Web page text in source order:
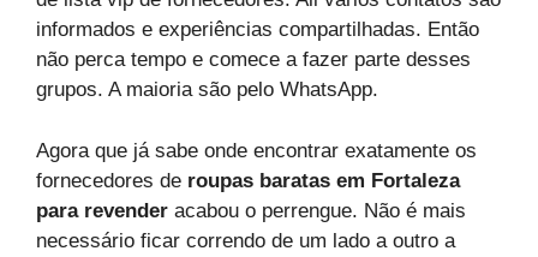
informados e experiências compartilhadas. Então
não perca tempo e comece a fazer parte desses
grupos. A maioria são pelo WhatsApp.
Agora que já sabe onde encontrar exatamente os
fornecedores de roupas baratas em Fortaleza
para revender acabou o perrengue. Não é mais
necessário ficar correndo de um lado a outro a